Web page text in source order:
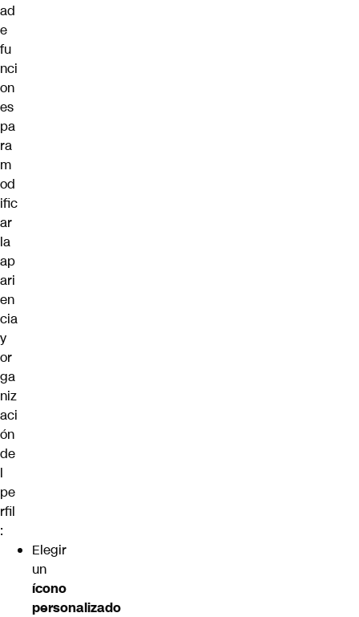
ad
e
fu
nci
on
es
pa
ra
m
od
ific
ar
la
ap
ari
en
cia
y
or
ga
niz
aci
ón
de
l
pe
rfil
:
Elegir
un
ícono
personalizado